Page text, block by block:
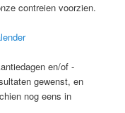
contreien voorzien.
en/of -
gewenst, en
nog eens in